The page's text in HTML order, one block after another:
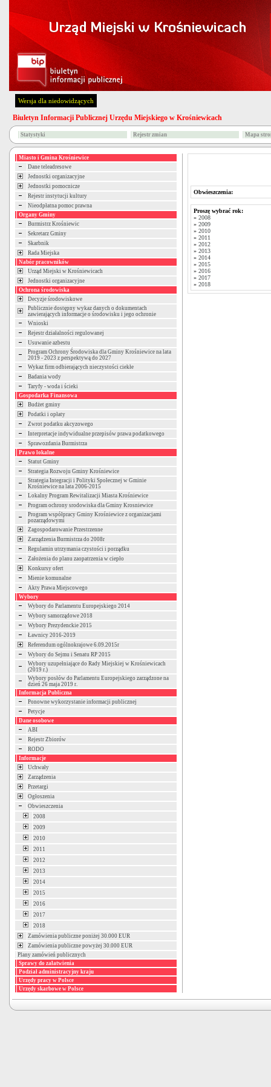
Wersja dla niedowidzących
Biuletyn Informacji Publicznej Urzędu Miejskiego w Krośniewicach
Statystyki Rejestr zmian Mapa
Miasto i Gmina Krośniewice
Dane teleadresowe
Jednostki organizacyjne
Jednostki pomocnicze
Rejestr instytucji kultury
Nieodpłatna pomoc prawna
Organy Gminy
Burmistrz Krośniewic
Sekretarz Gminy
Skarbnik
Rada Miejska
Nabór pracowników
Urząd Miejski w Krośniewicach
Jednostki organizacyjne
Ochrona środowiska
Decyzje środowiskowe
Publicznie dostępny wykaz danych o dokumentach
zawierających informacje o środowisku i jego ochronie
Wnioski
Rejestr działalności regulowanej
Usuwanie azbestu
Program Ochrony Środowiska dla Gminy Krośniewice na lata
2019 - 2023 z perspektywą do 2027
Wykaz firm odbierających nieczystości ciekłe
Badania wody
Taryfy - woda i ścieki
Gospodarka Finansowa
Budżet gminy
Podatki i opłaty
Zwrot podatku akcyzowego
Interpretacje indywidualne przepisów prawa podatkowego
Sprawozdania Burmistrza
Prawo lokalne
Statut Gminy
Strategia Rozwoju Gminy Krośniewice
Strategia Integracji i Polityki Społecznej w Gminie
Krośniewice na lata 2006-2015
Lokalny Program Rewitalizacji Miasta Krośniewice
Program ochrony srodowiska dla Gminy Krosniewice
Program współpracy Gminy Krośniewice z organizacjami
pozarządowymi
Zagospodarowanie Przestrzenne
Zarządzenia Burmistrza do 2008r
Regulamin utrzymania czystości i porządku
Założenia do planu zaopatrzenia w ciepło
Konkursy ofert
Mienie komunalne
Akty Prawa Miejscowego
Wybory
Wybory do Parlamentu Europejskiego 2014
Wybory samorządowe 2018
Wybory Prezydenckie 2015
Ławnicy 2016-2019
Referendum ogólnokrajowe 6.09.2015r
Wybory do Sejmu i Senatu RP 2015
Wybory uzupełniające do Rady Miejskiej w Krośniewicach
(2019 r.)
Wybory posłów do Parlamentu Europejskiego zarządzone na
dzień 26 maja 2019 r.
Informacja Publiczna
Ponowne wykorzystanie informacji publicznej
Petycje
Dane osobowe
ABI
Rejestr Zbiorów
RODO
Informacje
Uchwały
Zarządzenia
Przetargi
Ogłoszenia
Obwieszczenia
2008
2009
2010
2011
2012
2013
2014
2015
2016
2017
2018
Zamówienia publiczne poniżej 30.000 EUR
Zamówienia publiczne powyżej 30.000 EUR
Plany zamówień publicznych
Sprawy do załatwienia
Podział administracyjny kraju
Urzędy pracy w Polsce
Urzędy skarbowe w Polsce
Obwieszczenia:
Proszę wybrać rok:
» 2008
» 2009
» 2010
» 2011
» 2012
» 2013
» 2014
» 2015
» 2016
» 2017
» 2018